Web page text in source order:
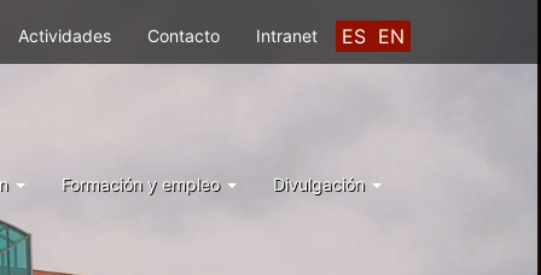
ES EN
Actividades Contacto Intranet
Formación y empleo Divulgación